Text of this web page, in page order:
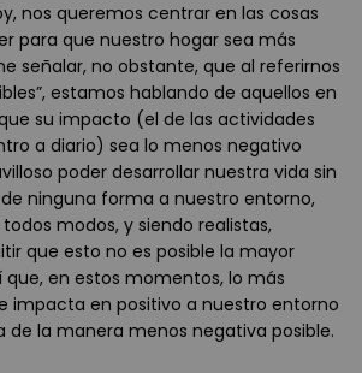
nos queremos centrar en las cosas
para que nuestro hogar sea más
señalar, no obstante, que al referirnos
estamos hablando de aquellos en
su impacto (el de las actividades
a diario) sea lo menos negativo
poder desarrollar nuestra vida sin
ninguna forma a nuestro entorno,
modos, y siendo realistas,
que esto no es posible la mayor
que, en estos momentos, lo más
impacta en positivo a nuestro entorno
de la manera menos negativa posible.